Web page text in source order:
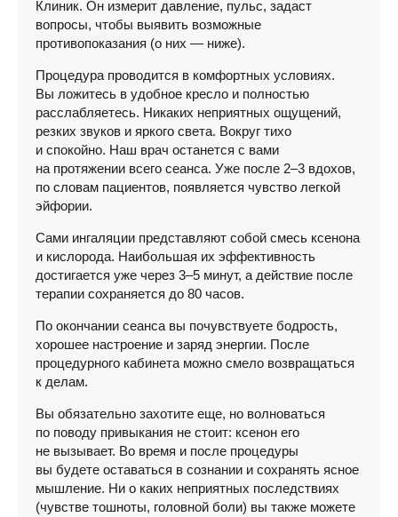
Клиник. Он измерит давление, пульс, задаст
вопросы, чтобы выявить возможные
противопоказания (о них — ниже).
Процедура проводится в комфортных условиях.
Вы ложитесь в удобное кресло и полностью
расслабляетесь. Никаких неприятных ощущений,
резких звуков и яркого света. Вокруг тихо
и спокойно. Наш врач останется с вами
на протяжении всего сеанса. Уже после 2–3 вдохов,
по словам пациентов, появляется чувство легкой
эйфории.
Сами ингаляции представляют собой смесь ксенона
и кислорода. Наибольшая их эффективность
достигается уже через 3–5 минут, а действие после
терапии сохраняется до 80 часов.
По окончании сеанса вы почувствуете бодрость,
хорошее настроение и заряд энергии. После
процедурного кабинета можно смело возвращаться
к делам.
Вы обязательно захотите еще, но волноваться
по поводу привыкания не стоит: ксенон его
не вызывает. Во время и после процедуры
вы будете оставаться в сознании и сохранять ясное
мышление. Ни о каких неприятных последствиях
(чувстве тошноты, головной боли) вы также можете